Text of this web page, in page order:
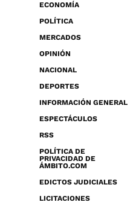
ECONOMÍA
POLÍTICA
MERCADOS
OPINIÓN
NACIONAL
DEPORTES
INFORMACIÓN GENERAL
ESPECTÁCULOS
RSS
POLÍTICA DE
PRIVACIDAD DE
ÁMBITO.COM
EDICTOS JUDICIALES
LICITACIONES